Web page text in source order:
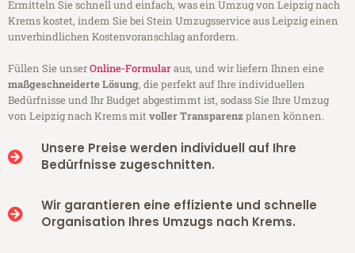
Ermitteln Sie schnell und einfach, was ein Umzug von Leipzig nach
Krems kostet, indem Sie bei Stein Umzugsservice aus Leipzig einen
unverbindlichen Kostenvoranschlag anfordern.
Füllen Sie unserOnline-Formularaus, und wir liefern Ihnen eine
maßgeschneiderte Lösung, die perfekt auf Ihre individuellen
Bedürfnisse und Ihr Budget abgestimmt ist, sodass Sie Ihre Umzug
von Leipzig nach Krems mitvoller Transparenzplanen können.
Unsere Preise werden individuell auf Ihre
Bedürfnisse zugeschnitten.
Wir garantieren eine effiziente und schnelle
Organisation Ihres Umzugs nach Krems.